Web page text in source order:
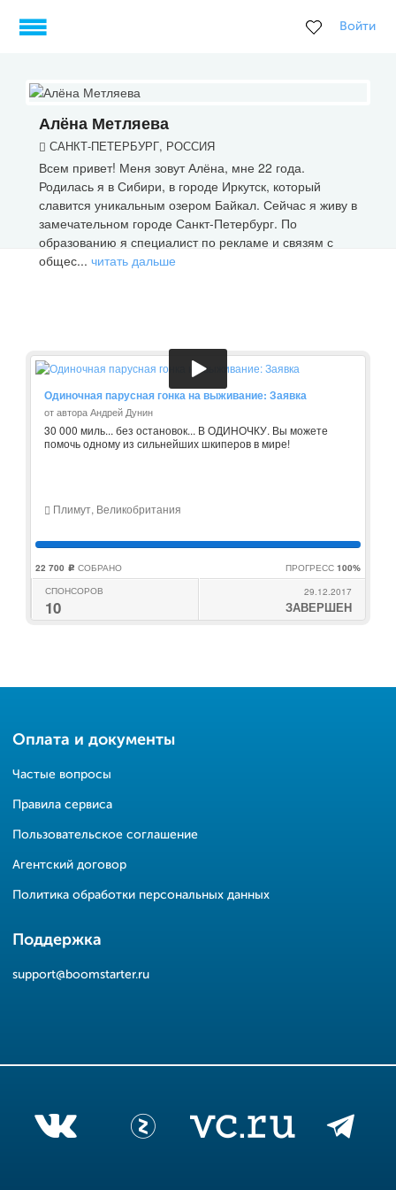
Войти
Алёна Метляева
САНКТ-ПЕТЕРБУРГ, РОССИЯ
Всем привет! Меня зовут Алёна, мне 22 года.
Родилась я в Сибири, в городе Иркутск, который
славится уникальным озером Байкал. Сейчас я живу в
замечательном городе Санкт-Петербург. По
образованию я специалист по рекламе и связям с
общес... читать дальше
Одиночная парусная гонка на выживание: Заявка
от автора Андрей Дунин
30 000 миль... без остановок... В ОДИНОЧКУ. Вы можете
помочь одному из сильнейших шкиперов в мире!
Плимут, Великобритания
22 700 c СОБРАНО ПРОГРЕСС 100%
СПОНСОРОВ
10
29.12.2017
ЗАВЕРШЕН
Оплата и документы
Частые вопросы
Правила сервиса
Пользовательское соглашение
Агентский договор
Политика обработки персональных данных
Поддержка
support@boomstarter.ru